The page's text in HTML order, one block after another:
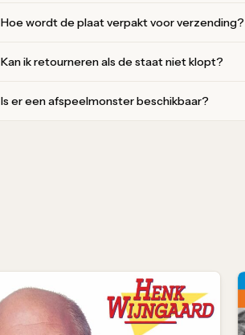
Hoe wordt de plaat verpakt voor verzending?
Kan ik retourneren als de staat niet klopt?
Is er een afspeelmonster beschikbaar?